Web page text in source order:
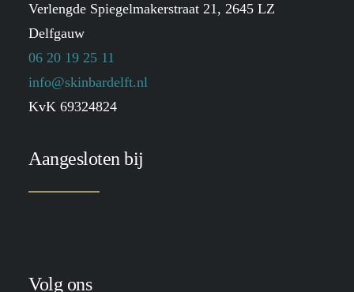
Verlengde Spiegelmakerstraat 21, 2645 LZ
Delfgauw
06 20 19 25 11
info@skinbardelft.nl
KvK 69324824
Aangesloten bij
Volg ons